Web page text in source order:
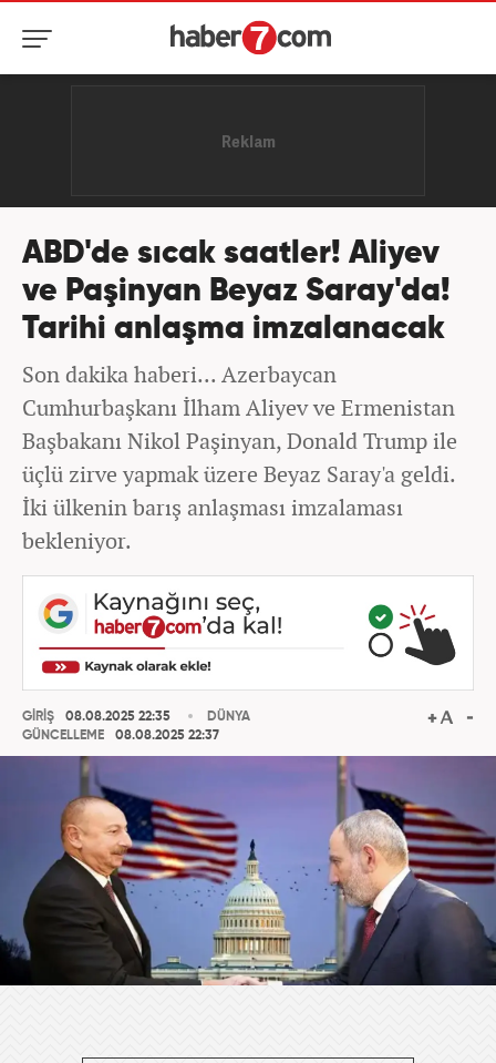
ABD'de sıcak saatler! Aliyev
ve Paşinyan Beyaz Saray'da!
Tarihi anlaşma imzalanacak
Son dakika haberi... Azerbaycan
Cumhurbaşkanı İlham Aliyev ve Ermenistan
Başbakanı Nikol Paşinyan, Donald Trump ile
üçlü zirve yapmak üzere Beyaz Saray'a geldi.
İki ülkenin barış anlaşması imzalaması
bekleniyor.
GİRİŞ
08.08.2025 22:35
GÜNCELLEME
08.08.2025 22:37
DÜNYA